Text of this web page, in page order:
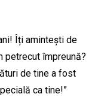
Îți amintești de
petrecut împreună?
de tine a fost
ca tine!”